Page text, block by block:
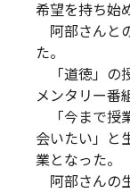
希望を持ち始
阿部さんと
た。
「道徳」の
メンタリー番
「今まで授
会いたい」と
業となった。
阿部さんの